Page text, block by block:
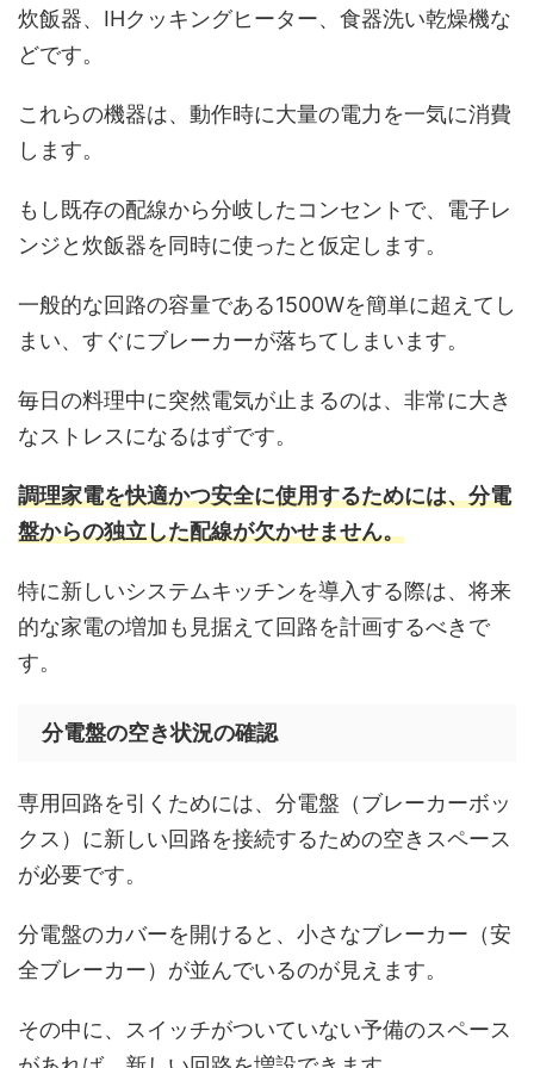
炊飯器、IHクッキングヒーター、食器洗い乾燥機な
どです。
これらの機器は、動作時に大量の電力を一気に消費
します。
もし既存の配線から分岐したコンセントで、電子レ
ンジと炊飯器を同時に使ったと仮定します。
一般的な回路の容量である1500Wを簡単に超えてし
まい、すぐにブレーカーが落ちてしまいます。
毎日の料理中に突然電気が止まるのは、非常に大き
なストレスになるはずです。
調理家電を快適かつ安全に使用するためには、分電
盤からの独立した配線が欠かせません。
特に新しいシステムキッチンを導入する際は、将来
的な家電の増加も見据えて回路を計画するべきで
す。
分電盤の空き状況の確認
専用回路を引くためには、分電盤（ブレーカーボッ
クス）に新しい回路を接続するための空きスペース
が必要です。
分電盤のカバーを開けると、小さなブレーカー（安
全ブレーカー）が並んでいるのが見えます。
その中に、スイッチがついていない予備のスペース